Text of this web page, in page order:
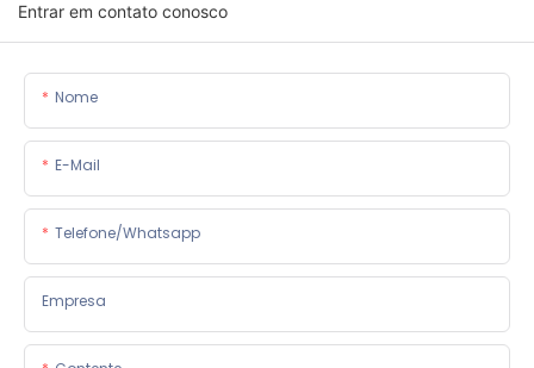
Entrar em contato conosco
Nome
E-Mail
Telefone/whatsapp
Empresa